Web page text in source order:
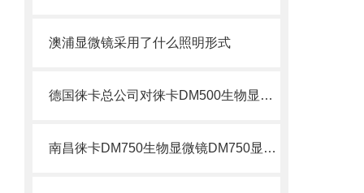
澳浦显微镜采用了什么照明形式
德国徕卡总公司对徕卡DM500生物显微镜的全面解析DM500徕卡
南昌徕卡DM750生物显微镜DM750显微镜